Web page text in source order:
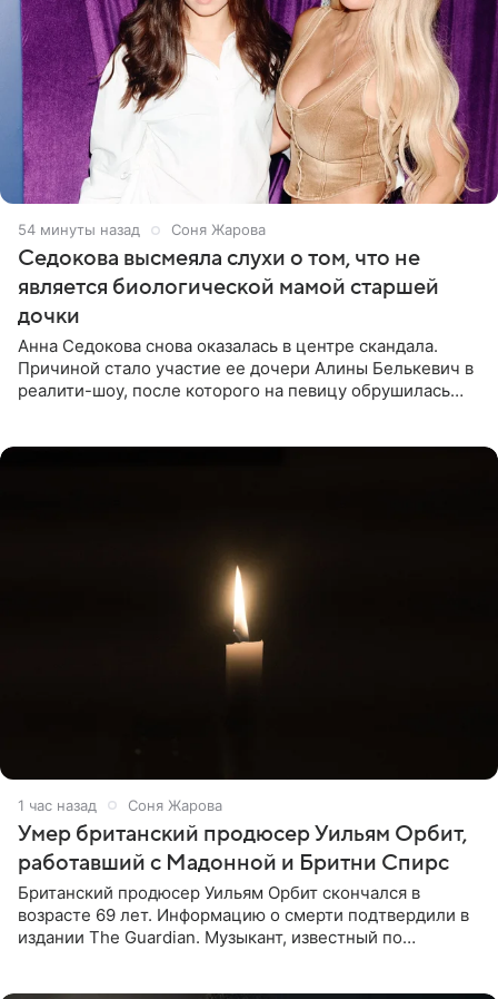
54 минуты назад Соня Жарова
Седокова высмеяла слухи о том, что не
является биологической мамой старшей
дочки
Анна Седокова снова оказалась в центре скандала.
Причиной стало участие ее дочери Алины Белькевич в
реалити-шоу, после которого на певицу обрушилась
1 час назад Соня Жарова
Умер британский продюсер Уильям Орбит,
работавший с Мадонной и Бритни Спирс
Британский продюсер Уильям Орбит скончался в
возрасте 69 лет. Информацию о смерти подтвердили в
издании The Guardian. Музыкант, известный по